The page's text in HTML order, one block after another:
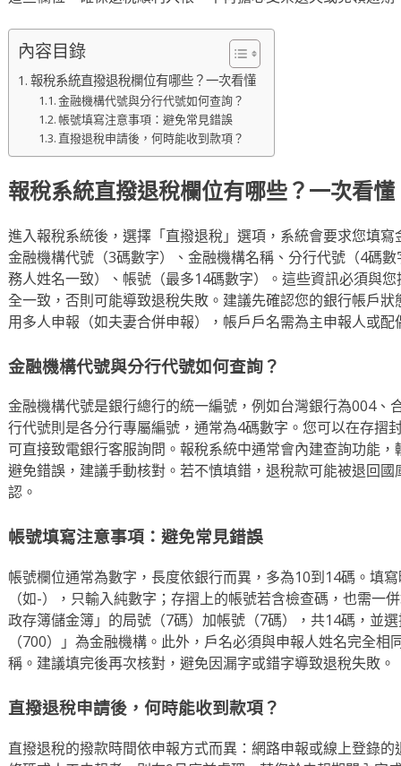
內容目錄
報稅系統直撥退稅欄位有哪些？一次看懂
金融機構代號與分行代號如何查詢？
帳號填寫注意事項：避免常見錯誤
直撥退稅申請後，何時能收到款項？
報稅系統直撥退稅欄位有哪些？一次看懂
進入報稅系統後，選擇「直撥退稅」選項，系統會要求您填
金融機構代號（3碼數字）、金融機構名稱、分行代號（4碼
務人姓名一致）、帳號（最多14碼數字）。這些資訊必須與
全一致，否則可能導致退稅失敗。建議先確認您的銀行帳戶
用多人申報（如夫妻合併申報），帳戶戶名需為主申報人或
金融機構代號與分行代號如何查詢？
金融機構代號是銀行總行的統一編號，例如台灣銀行為004、
行代號則是各分行專屬編號，通常為4碼數字。您可以在存摺
可直接致電銀行客服詢問。報稅系統中通常會內建查詢功能
避免錯誤，建議手動核對。若不慎填錯，退稅款可能被退回
認。
帳號填寫注意事項：避免常見錯誤
帳號欄位通常為數字，長度依銀行而異，多為10到14碼。填
（如-），只輸入純數字；存摺上的帳號若含檢查碼，也需一
政存簿儲金簿」的局號（7碼）加帳號（7碼），共14碼，並
（700）」為金融機構。此外，戶名必須與申報人姓名完全
稱。建議填完後再次核對，避免因漏字或錯字導致退稅失敗。
直撥退稅申請後，何時能收到款項？
直撥退稅的撥款時間依申報方式而異：網路申報或線上登錄